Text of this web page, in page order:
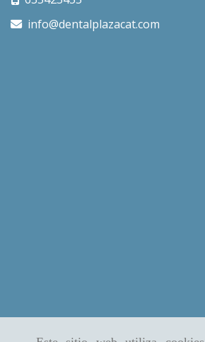
info
dentalplazacat.com